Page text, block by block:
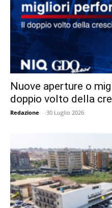
Nuove aperture o
doppio volto della
Redazione - 30 Luglio 2026